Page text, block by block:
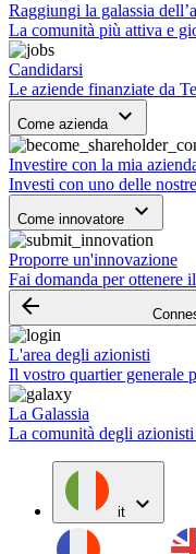
Raggiungi la galassia
La comunità più attiva e
Candidarsi
Le aziende finanziate da
Come azienda keyboard_arrow_down
Investire con la mia
Investi con uno delle
Come innovatore keyboard_arrow_down
Proporre un'innovazione
Fai domanda per ottenere
arrow_backward
L'area degli azionisti
Il vostro quartier generale
La Galassia
La comunità degli
it expand_more